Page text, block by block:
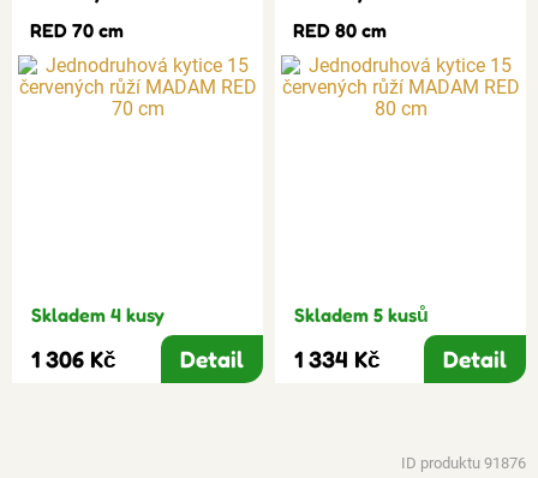
RED 70 cm
Skladem 4 kusy
1 306 Kč Detail
RED 80 cm
Skladem 5 kusů
1 334 Kč Detail
ID produktu 91876